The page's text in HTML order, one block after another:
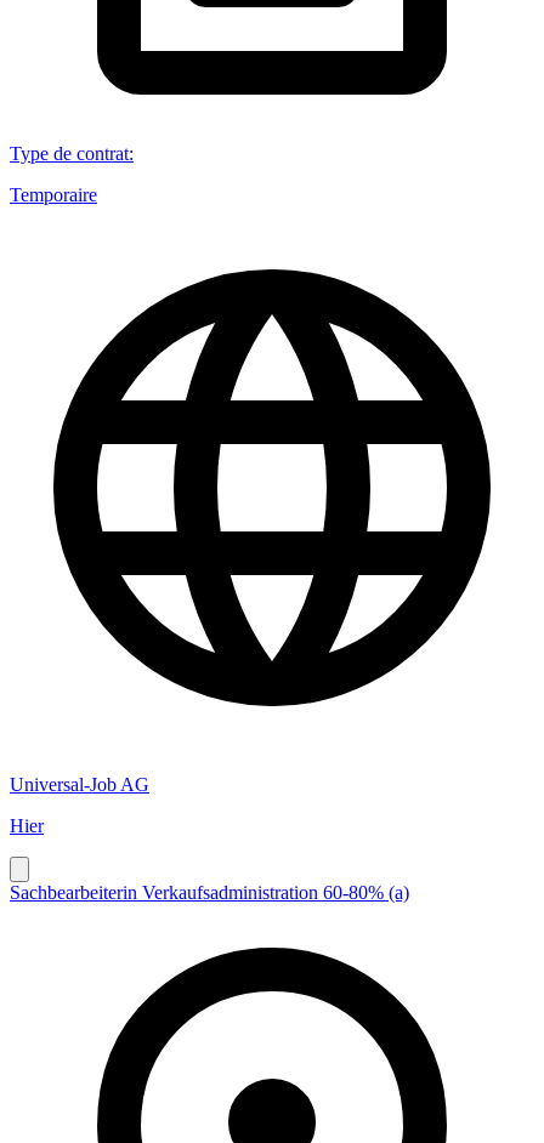
Type de contrat:
Temporaire
Universal-Job AG
Hier
Sachbearbeiterin Verkaufsadministration 60-80% (a)